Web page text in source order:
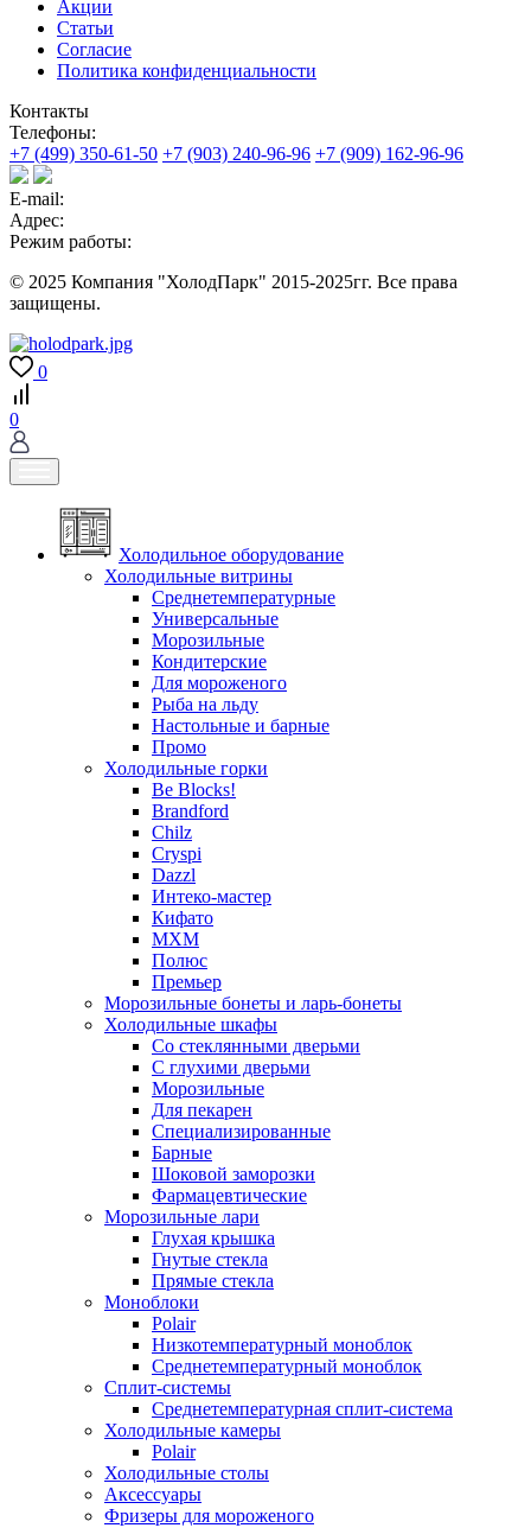
Акции
Статьи
Согласие
Политика конфиденциальности
Контакты
Телефоны:
+7 (499) 350-61-50 +7 (903) 240-96-96 +7 (909) 162-96-96
E-mail:
Адрес:
Режим работы:
© 2025 Компания "ХолодПарк" 2015-2025гг. Все права
защищены.
0
0
Холодильное оборудование
Холодильные витрины
Среднетемпературные
Универсальные
Морозильные
Кондитерские
Для мороженого
Рыба на льду
Настольные и барные
Промо
Холодильные горки
Be Blocks!
Brandford
Chilz
Cryspi
Dazzl
Интеко-мастер
Кифато
МХМ
Полюс
Премьер
Морозильные бонеты и ларь-бонеты
Холодильные шкафы
Со стеклянными дверьми
С глухими дверьми
Морозильные
Для пекарен
Специализированные
Барные
Шоковой заморозки
Фармацевтические
Морозильные лари
Глухая крышка
Гнутые стекла
Прямые стекла
Моноблоки
Polair
Низкотемпературный моноблок
Среднетемпературный моноблок
Сплит-системы
Среднетемпературная сплит-система
Холодильные камеры
Polair
Холодильные столы
Аксессуары
Фризеры для мороженого